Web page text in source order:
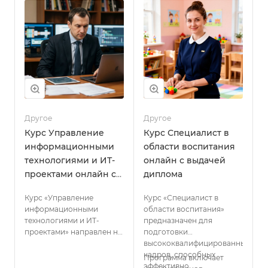
психоэмоционального
состояния.
Другое
Курс Управление
информационными
технологиями и ИТ-
проектами онлайн с
Курс «Управление
информационными
технологиями и ИТ-
проектами» направлен на
Другое
Курс Специалист в
области воспитания
онлайн с выдачей
диплома
Курс «Специалист в
области воспитания»
предназначен для
подготовки
высококвалифицированных
кадров, способных
эффективно
Программа включает